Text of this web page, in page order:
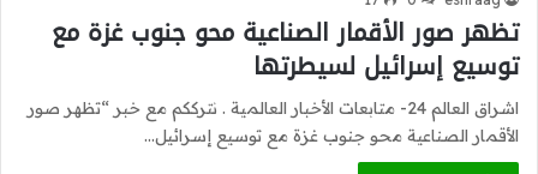
تظهر صور الأقمار الصناعية محو جنوب غزة مع
توسيع إسرائيل لسيطرتها
اشراق العالم 24- متابعات الأخبار العالمية . نترككم مع خبر “تظهر صور
الأقمار الصناعية محو جنوب غزة مع توسيع إسرائيل…